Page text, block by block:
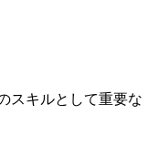
スキルとして重要な